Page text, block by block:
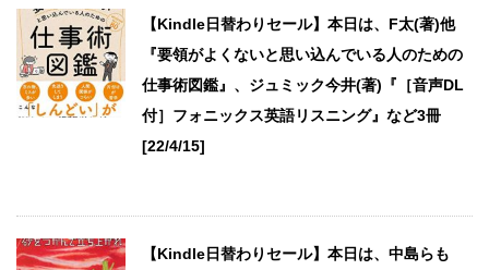
【Kindle日替わりセール】本日は、F太(著)他
『要領がよくないと思い込んでいる人のための
仕事術図鑑』、ジュミック今井(著)『［音声DL
付］フォニックス英語リスニング』など3冊
[22/4/15]
【Kindle日替わりセール】本日は、中島らも